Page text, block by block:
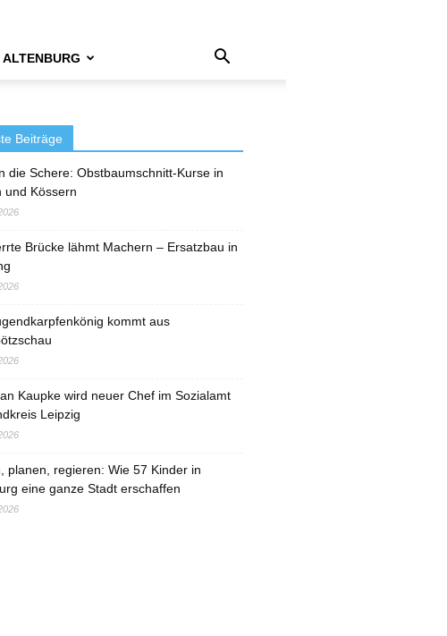
ALTENBURG
Beiträge
die Schere: Obstbaumschnitt-Kurse in
und Kössern
Brücke lähmt Machern – Ersatzbau in
kommt aus
Kaupke wird neuer Chef im Sozialamt
Leipzig
planen, regieren: Wie 57 Kinder in
eine ganze Stadt erschaffen